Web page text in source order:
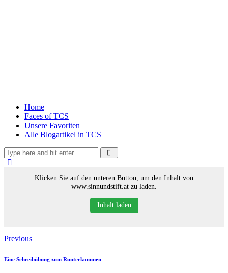
Home
Faces of TCS
Unsere Favoriten
Alle Blogartikel in TCS
Klicken Sie auf den unteren Button, um den Inhalt von
www.sinnundstift.at zu laden.
Inhalt laden
Previous
Eine Schreibübung zum Runterkommen